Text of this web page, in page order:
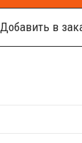
Добавить в